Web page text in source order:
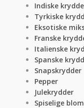
Indiske
Tyrkiske
Eksotiske
Franske
Italienske
Spanske
Snapskrydder
Pepper
Julekrydder
Spiselige